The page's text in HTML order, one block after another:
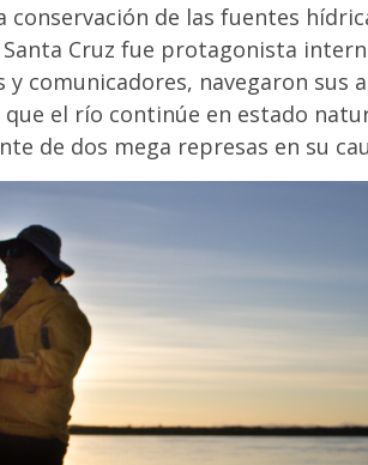
conservación de las fuentes
Santa Cruz fue protagonista
y comunicadores, navegaron sus
que el río continúe en estado
de dos mega represas en su